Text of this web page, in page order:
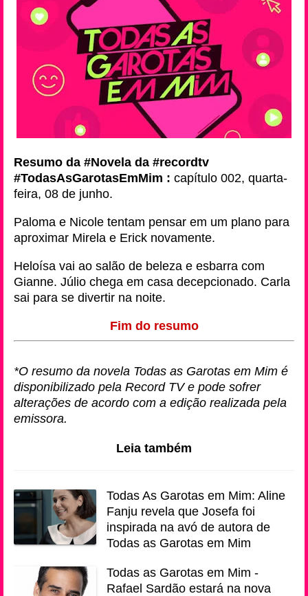
Resumo da #Novela da #recordtv
#TodasAsGarotasEmMim : capítulo 002, quarta-
feira, 08 de junho.
Paloma e Nicole tentam pensar em um plano para
aproximar Mirela e Erick novamente.
Heloísa vai ao salão de beleza e esbarra com
Gianne. Júlio chega em casa decepcionado. Carla
sai para se divertir na noite.
Fim do resumo
*O resumo da novela Todas as Garotas em Mim é
disponibilizado pela Record TV e pode sofrer
alterações de acordo com a edição realizada pela
emissora.
Leia também
Todas As Garotas em Mim: Aline
Fanju revela que Josefa foi
inspirada na avó de autora de
Todas as Garotas em Mim
Todas as Garotas em Mim -
Rafael Sardão estará na nova